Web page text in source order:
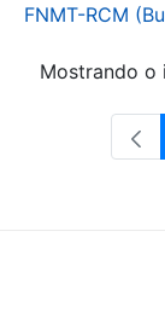
FNMT-RCM
Mostrando o